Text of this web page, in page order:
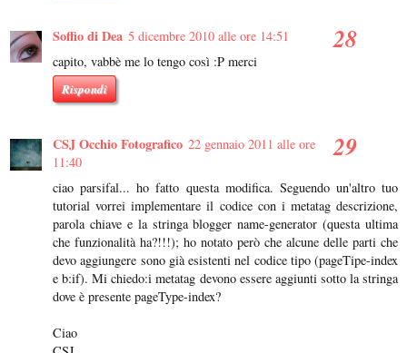
Soffio di Dea 5 dicembre 2010 alle ore 14:51
capito, vabbè me lo tengo così :P merci
Rispondi
CSJ Occhio Fotografico 22 gennaio 2011 alle ore
11:40
ciao parsifal... ho fatto questa modifica. Seguendo un'altro tuo
tutorial vorrei implementare il codice con i metatag descrizione,
parola chiave e la stringa blogger name-generator (questa ultima
che funzionalità ha?!!!); ho notato però che alcune delle parti che
devo aggiungere sono già esistenti nel codice tipo (pageTipe-index
e b:if). Mi chiedo:i metatag devono essere aggiunti sotto la stringa
dove è presente pageType-index?
Ciao